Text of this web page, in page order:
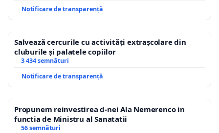
Notificare de transparență
Salvează cercurile cu activități extrașcolare din
cluburile și palatele copiilor
3 434 semnături
Notificare de transparență
Propunem reinvestirea d-nei Ala Nemerenco in
functia de Ministru al Sanatatii
56 semnături